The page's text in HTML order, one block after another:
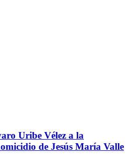
Uribe Vélez a la
de Jesús María Valle